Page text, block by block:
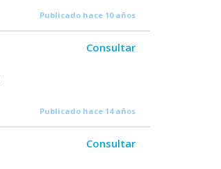
Publicado hace 10 años
Consultar
Publicado hace 14 años
Consultar